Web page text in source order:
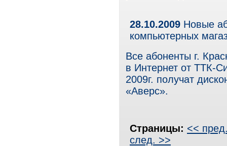
28.10.2009 Новые
компьютерных
Все абоненты г.
в Интернет от ТТК-
2009г. получат
«Аверс».
Страницы: <<
след. >>